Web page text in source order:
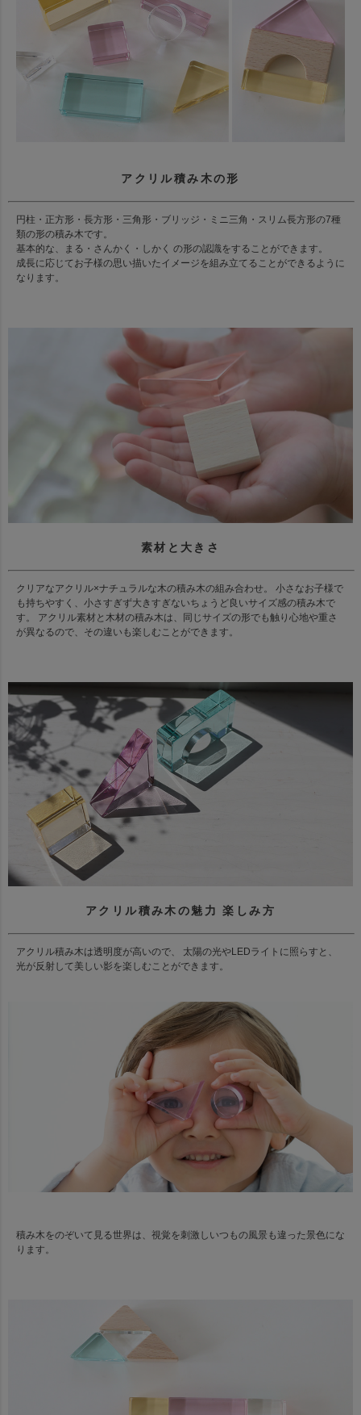
アクリル積み木の形
円柱・正方形・長方形・三角形・ブリッジ・ミニ三角・スリム長方形の7種
類の形の積み木です。
基本的な、まる・さんかく・しかく の形の認識をすることができます。
成長に応じてお子様の思い描いたイメージを組み立てることができるように
なります。
素材と大きさ
クリアなアクリル×ナチュラルな木の積み木の組み合わせ。 小さなお子様で
も持ちやすく、小さすぎず大きすぎないちょうど良いサイズ感の積み木で
す。 アクリル素材と木材の積み木は、同じサイズの形でも触り心地や重さ
が異なるので、その違いも楽しむことができます。
アクリル積み木の魅力 楽しみ方
アクリル積み木は透明度が高いので、 太陽の光やLEDライトに照らすと、
光が反射して美しい影を楽しむことができます。
積み木をのぞいて見る世界は、視覚を刺激しいつもの風景も違った景色にな
ります。